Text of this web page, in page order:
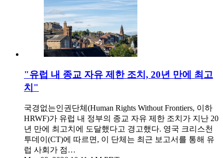
"유럽 내 종교 자유 제한 조치, 20년 만에 최고
치"
국경없는인권단체(Human Rights Without Frontiers, 이하
HRWF)가 유럽 내 정부의 종교 자유 제한 조치가 지난 20
년 만에 최고치에 도달했다고 경고했다. 영국 크리스천
투데이(CT)에 따르면, 이 단체는 최근 보고서를 통해 유
럽 사회가 점…